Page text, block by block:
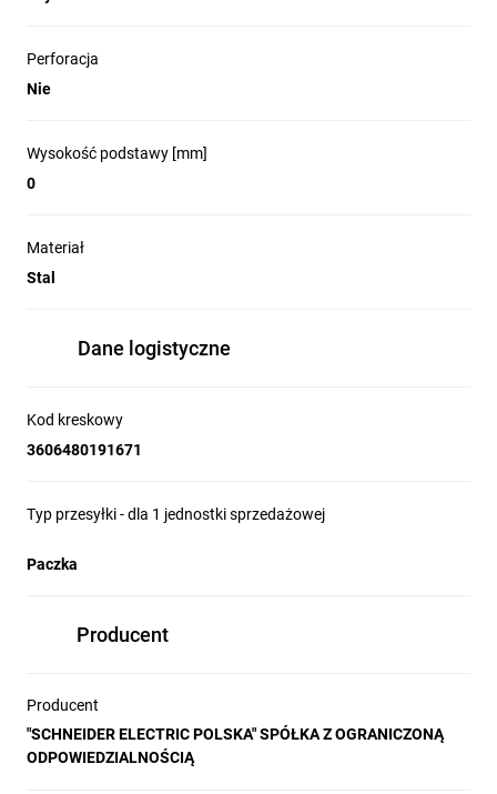
Perforacja
Nie
Wysokość podstawy [mm]
0
Materiał
Stal
Dane logistyczne
Kod kreskowy
3606480191671
Typ przesyłki - dla 1 jednostki sprzedażowej
Paczka
Producent
Producent
"SCHNEIDER ELECTRIC POLSKA" SPÓŁKA Z OGRANICZONĄ
ODPOWIEDZIALNOŚCIĄ